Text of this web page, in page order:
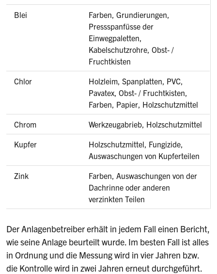
Blei
Farben, Grundierungen,
Pressspanfüsse der
Einwegpaletten,
Kabelschutzrohre, Obst- /
Fruchtkisten
Chlor
Holzleim, Spanplatten, PVC,
Pavatex, Obst- / Fruchtkisten,
Farben, Papier, Holzschutzmittel
Chrom Werkzeugabrieb, Holzschutzmittel
Kupfer
Holzschutzmittel, Fungizide,
Auswaschungen von Kupferteilen
Zink
Farben, Auswaschungen von der
Dachrinne oder anderen
verzinkten Teilen
Der Anlagenbetreiber erhält in jedem Fall einen Bericht,
wie seine Anlage beurteilt wurde. Im besten Fall ist alles
in Ordnung und die Messung wird in vier Jahren bzw.
die Kontrolle wird in zwei Jahren erneut durchgeführt.